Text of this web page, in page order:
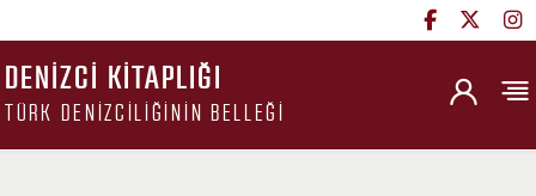
DENIZCI KITAPLIĞI
TÜRK DENIZCILIĞININ BELLEĞI